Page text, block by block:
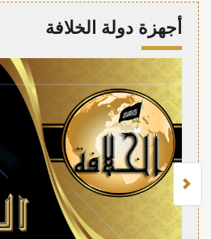
أجهزة دولة الخلافة